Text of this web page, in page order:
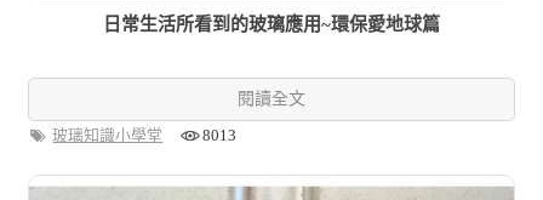
日常生活所看到的玻璃應用~環保愛地球篇
閱讀全文
玻璃知識小學堂
8013